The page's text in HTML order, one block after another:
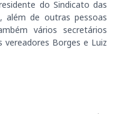
do Sindicato das
além de outras pessoas
vários secretários
vereadores Borges e Luiz